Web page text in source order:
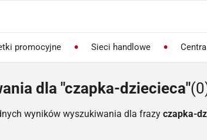
promocyjne Sieci handlowe
dla "czapka-dziecieca"
wyników wyszukiwania dla frazy czapka-